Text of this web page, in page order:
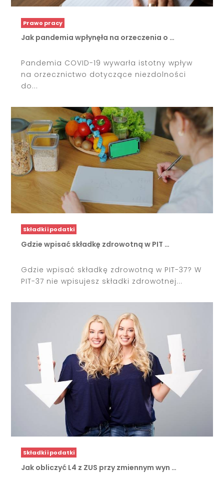
Prawo pracy
Jak pandemia wpłynęła na orzeczenia o …
Pandemia COVID-19 wywarła istotny wpływ
na orzecznictwo dotyczące niezdolności
do...
Składki i podatki
Gdzie wpisać składkę zdrowotną w PIT …
Gdzie wpisać składkę zdrowotną w PIT-37? W
PIT-37 nie wpisujesz składki zdrowotnej...
Składki i podatki
Jak obliczyć L4 z ZUS przy zmiennym wyn …